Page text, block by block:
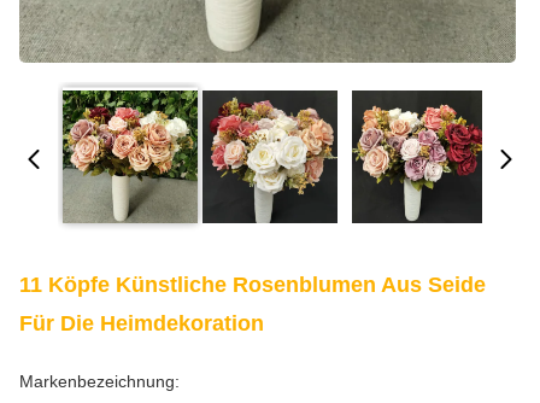
11 Köpfe Künstliche Rosenblumen Aus Seide
Für Die Heimdekoration
Markenbezeichnung: